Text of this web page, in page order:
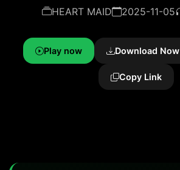
HEART MAID 2025-11-05
Play now Download Now
Copy Link